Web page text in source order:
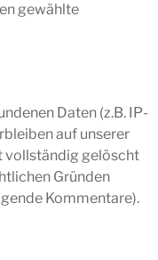
gewählte
Daten (z.B. IP-
auf unserer
vollständig gelöscht
Gründen
Kommentare).